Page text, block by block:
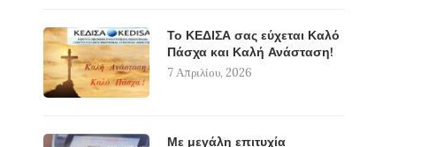
Το ΚΕΔΙΣΑ σας εύχεται Καλό
Πάσχα και Καλή Ανάσταση!
7 Απριλίου, 2026
Με μεγάλη επιτυχία